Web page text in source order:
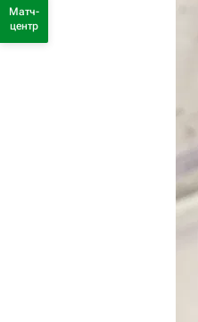
Матч-
центр